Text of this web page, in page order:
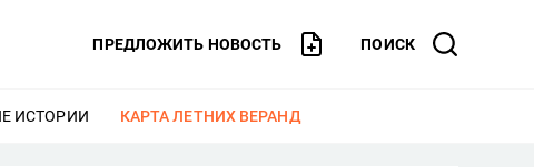
ПРЕДЛОЖИТЬ НОВОСТЬ ПОИСК
ИСТОРИИ ЕЩЕ
КАРТА ЛЕТНИХ ВЕРАНД